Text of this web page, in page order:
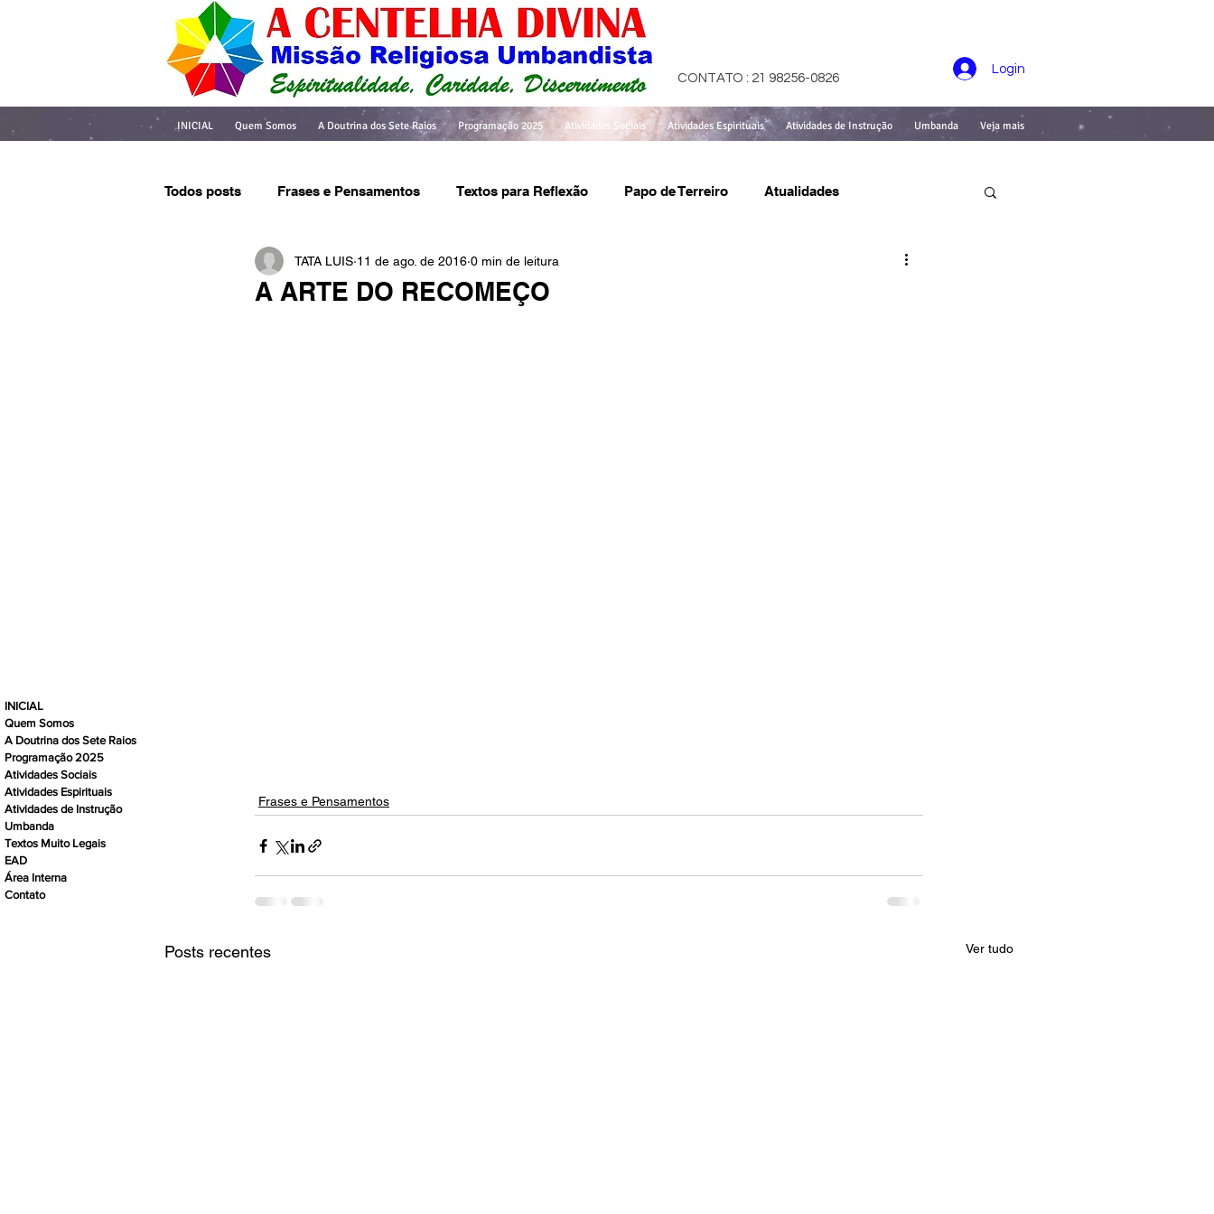
CONTATO : 21 98256-0826
Login
INICIAL
Quem Somos
A Doutrina dos Sete Raios
Programação 2025
Atividades Sociais
Atividades Espirituais
Atividades de Instrução
Umbanda
Textos Muito Legais
EAD
Área Interna
Contato
Todos posts Frases e Pensamentos Textos para Reflexão Papo de Terreiro Atualidades
A ARTE DO RECOMEÇO
TATA LUIS 11 de ago. de 2016 0 min de leitura
Frases e Pensamentos
Posts recentes Ver tudo
INICIAL Quem Somos A Doutrina dos Sete Raios Programação 2025 Atividades Sociais Atividades Espirituais Atividades de Instrução Umbanda Veja mais